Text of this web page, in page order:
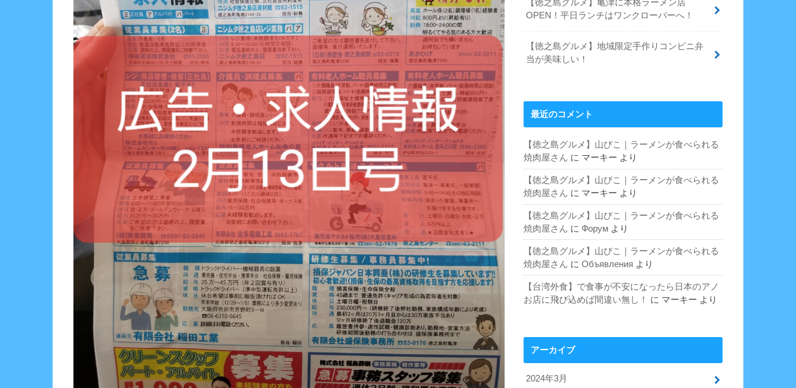
【徳之島グルメ】亀津に本格ラーメン店
OPEN！平日ランチはワンクローバーへ！
【徳之島グルメ】地域限定手作りコンビニ弁
当が美味しい！
最近のコメント
【徳之島グルメ】山びこ｜ラーメンが食べられる
焼肉屋さん に マーキー より
【徳之島グルメ】山びこ｜ラーメンが食べられる
焼肉屋さん に マーキー より
【徳之島グルメ】山びこ｜ラーメンが食べられる
焼肉屋さん に Форум より
【徳之島グルメ】山びこ｜ラーメンが食べられる
焼肉屋さん に Объявления より
【台湾外食】で食事が不安になったら日本のアノ
お店に飛び込めば間違い無し！
に マーキー より
アーカイブ
2024年3月